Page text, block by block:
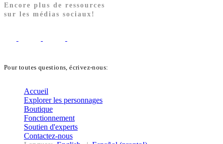
Encore plus de ressources
sur les médias sociaux!
Pour toutes questions, écrivez-nous:
Accueil
Explorer les personnages
Boutique
Fonctionnement
Soutien d'experts
Contactez-nous